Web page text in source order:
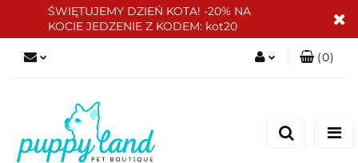
ŚWIĘTUJEMY DZIEŃ KOTA! -20% NA
KOCIE JEDZENIE Z KODEM: kot20
(0)